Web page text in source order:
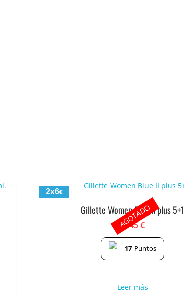
2x6€
Gillette Women Blue II plus 5+1
3.45€
17 Puntos
Leer más
AGOTADO